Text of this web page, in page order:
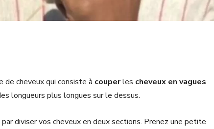
de cheveux qui consiste à couperles cheveux en vagues
longueurs plus longues sur le dessus.
diviser vos cheveux en deux sections. Prenez une petite